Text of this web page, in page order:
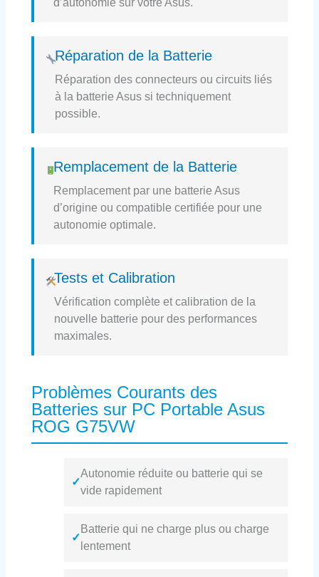
Réparation de la Batterie
Réparation des connecteurs ou circuits liés
à la batterie Asus si techniquement
possible.
Remplacement de la Batterie
Remplacement par une batterie Asus
d’origine ou compatible certifiée pour une
autonomie optimale.
Tests et Calibration
Vérification complète et calibration de la
nouvelle batterie pour des performances
maximales.
Problèmes Courants des
Batteries sur PC Portable Asus
ROG G75VW
✓
Autonomie réduite ou batterie qui se
vide rapidement
✓
Batterie qui ne charge plus ou charge
lentement